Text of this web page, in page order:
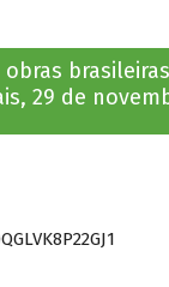
29 de